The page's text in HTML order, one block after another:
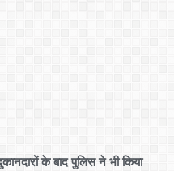
के बाद पुलिस ने भी किया